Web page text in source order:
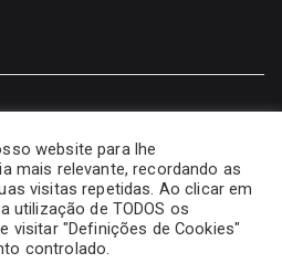
website para lhe
mais relevante, recordando as
visitas repetidas. Ao clicar em
utilização de TODOS os
visitar "Definições de Cookies"
controlado.